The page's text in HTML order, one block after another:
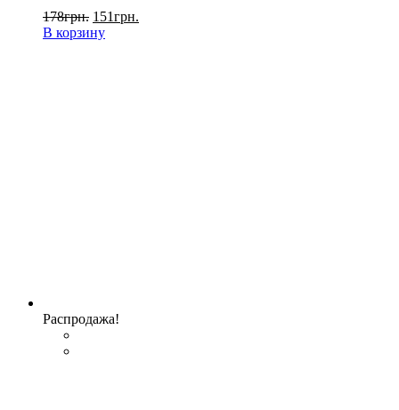
178грн. 151грн.
В корзину
Распродажа!